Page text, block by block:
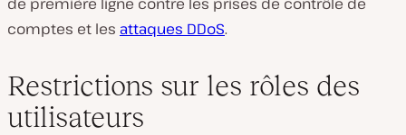
comptes et les attaques DDoS.
Restrictions sur les rôles des
utilisateurs